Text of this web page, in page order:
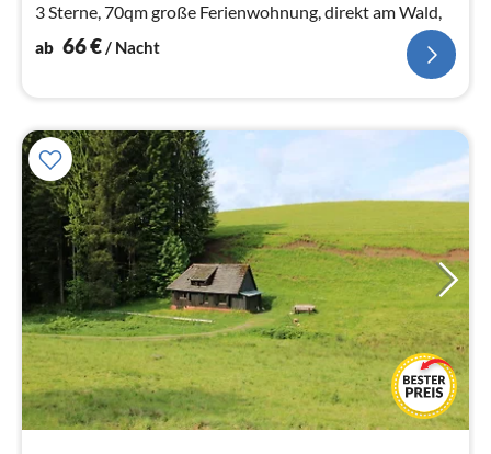
3 Sterne, 70qm große Ferienwohnung, direkt am Wald,
ab 66€/ Nacht